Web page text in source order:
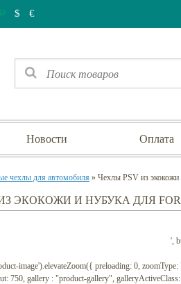
Р $ €
Новости Оплата
чехлы для автомобиля » Чехлы PSV из
ЭКОКОЖИ И НУБУКА ДЛЯ FORD
',
image').elevateZoom({ preloading: 0,
750, gallery : "product-gallery",